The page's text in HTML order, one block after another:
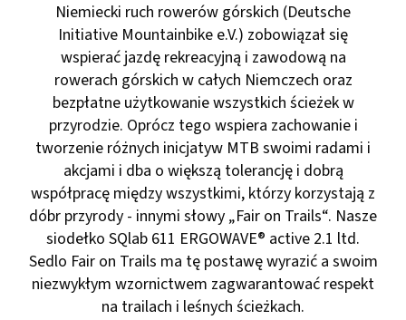
Niemiecki ruch rowerów górskich (Deutsche
Initiative Mountainbike e.V.) zobowiązał się
wspierać jazdę rekreacyjną i zawodową na
rowerach górskich w całych Niemczech oraz
bezpłatne użytkowanie wszystkich ścieżek w
przyrodzie. Oprócz tego wspiera zachowanie i
tworzenie różnych inicjatyw MTB swoimi radami i
akcjami i dba o większą tolerancję i dobrą
współpracę między wszystkimi, którzy korzystają z
dóbr przyrody - innymi słowy „Fair on Trails“. Nasze
siodełko SQlab 611 ERGOWAVE® active 2.1 ltd.
Sedlo Fair on Trails ma tę postawę wyrazić a swoim
niezwykłym wzornictwem zagwarantować respekt
na trailach i leśnych ścieżkach.